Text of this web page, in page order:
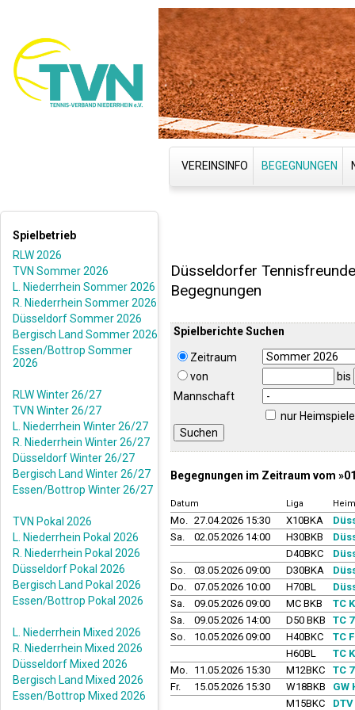
VEREINSINFO BEGEGNUNGEN
Spielbetrieb
RLW 2026
TVN Sommer 2026
L. Niederrhein Sommer 2026
R. Niederrhein Sommer 2026
Düsseldorf Sommer 2026
Bergisch Land Sommer 2026
Essen/Bottrop Sommer
2026
RLW Winter 26/27
TVN Winter 26/27
L. Niederrhein Winter 26/27
R. Niederrhein Winter 26/27
Düsseldorf Winter 26/27
Bergisch Land Winter 26/27
Essen/Bottrop Winter 26/27
TVN Pokal 2026
L. Niederrhein Pokal 2026
R. Niederrhein Pokal 2026
Düsseldorf Pokal 2026
Bergisch Land Pokal 2026
Essen/Bottrop Pokal 2026
L. Niederrhein Mixed 2026
R. Niederrhein Mixed 2026
Düsseldorf Mixed 2026
Bergisch Land Mixed 2026
Essen/Bottrop Mixed 2026
Düsseldorfer
Begegnungen
Spielberichte Suchen
Zeitraum
von
bis
Mannschaft
nur
Begegnungen im Zeitraum vom
Datum Liga
Mo. 27.04.2026 15:30 X10BKA
Sa.
02.05.2026 14:00 H30BKB
D40BKC
So.
03.05.2026 09:00 D30BKA
Do.
07.05.2026 10:00 H70BL
Sa.
09.05.2026 09:00 MC BKB
TC
Sa.
09.05.2026 14:00 D50 BKB
TC
So.
10.05.2026 09:00 H40BKC
TC
H60BL
TC
Mo. 11.05.2026 15:30 M12BKC
TC
Fr.
15.05.2026 15:30 W18BKB
GW
M15BKC